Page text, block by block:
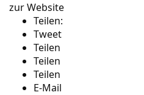
zur Website
Teilen:
Tweet
Teilen
Teilen
Teilen
E-Mail